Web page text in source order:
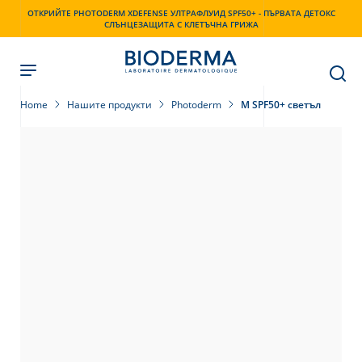
ОТКРИЙТЕ PHOTODERM XDEFENSE УЛТРАФЛУИД SPF50+ - ПЪРВАТА ДЕТОКС
СЛЪНЦЕЗАЩИТА С КЛЕТЪЧНА ГРИЖА
Home Нашите продукти Photoderm M SPF50+ светъл